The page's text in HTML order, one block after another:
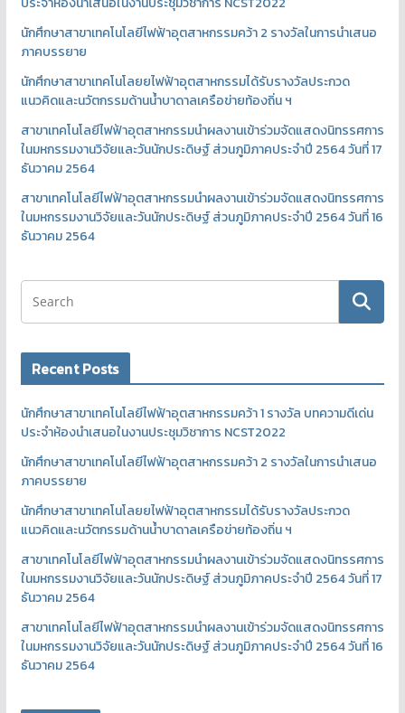
นักศึกษาสาขาเทคโนโลยีไฟฟ้าอุตสาหกรรมคว้า 2 รางวัลในการนำเสนอ
ภาคบรรยาย
นักศึกษาสาขาเทคโนโลยยไฟฟ้าอุตสาหกรรมได้รับรางวัลประกวด
แนวคิดและนวัตกรรมด้านน้ำบาดาลเครือข่ายท้องถิ่น ฯ
สาขาเทคโนโลยีไฟฟ้าอุตสาหกรรมนำผลงานเข้าร่วมจัดแสดงนิทรรศการ
ในมหกรรมงานวิจัยและวันนักประดิษฐ์ ส่วนภูมิภาคประจำปี 2564 วันที่ 17
ธันวาคม 2564
สาขาเทคโนโลยีไฟฟ้าอุตสาหกรรมนำผลงานเข้าร่วมจัดแสดงนิทรรศการ
ในมหกรรมงานวิจัยและวันนักประดิษฐ์ ส่วนภูมิภาคประจำปี 2564 วันที่ 16
ธันวาคม 2564
Recent Posts
นักศึกษาสาขาเทคโนโลยีไฟฟ้าอุตสาหกรรมคว้า 1 รางวัล บทความดีเด่น
ประจำห้องนำเสนอในงานประชุมวิชาการ NCST2022
นักศึกษาสาขาเทคโนโลยีไฟฟ้าอุตสาหกรรมคว้า 2 รางวัลในการนำเสนอ
ภาคบรรยาย
นักศึกษาสาขาเทคโนโลยยไฟฟ้าอุตสาหกรรมได้รับรางวัลประกวด
แนวคิดและนวัตกรรมด้านน้ำบาดาลเครือข่ายท้องถิ่น ฯ
สาขาเทคโนโลยีไฟฟ้าอุตสาหกรรมนำผลงานเข้าร่วมจัดแสดงนิทรรศการ
ในมหกรรมงานวิจัยและวันนักประดิษฐ์ ส่วนภูมิภาคประจำปี 2564 วันที่ 17
ธันวาคม 2564
สาขาเทคโนโลยีไฟฟ้าอุตสาหกรรมนำผลงานเข้าร่วมจัดแสดงนิทรรศการ
ในมหกรรมงานวิจัยและวันนักประดิษฐ์ ส่วนภูมิภาคประจำปี 2564 วันที่ 16
ธันวาคม 2564